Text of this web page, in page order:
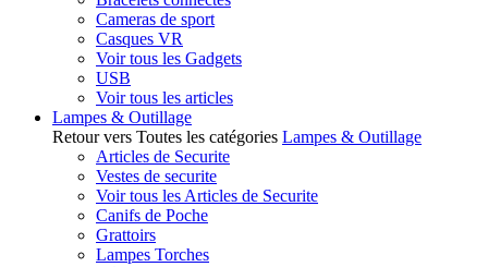
Cameras de sport
Casques VR
Voir tous les Gadgets
USB
Voir tous les articles
Lampes & Outillage
Retour vers Toutes les catégories Lampes & Outillage
Articles de Securite
Vestes de securite
Voir tous les Articles de Securite
Canifs de Poche
Grattoirs
Lampes Torches